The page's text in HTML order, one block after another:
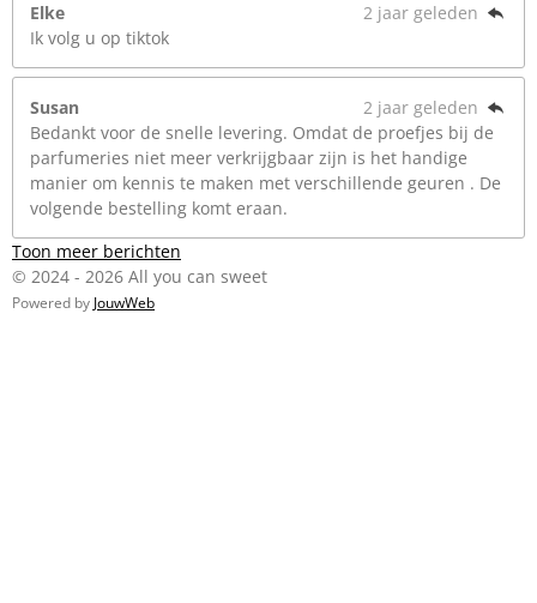
Elke
2 jaar geleden
Ik volg u op tiktok
Susan
2 jaar geleden
Bedankt voor de snelle levering. Omdat de proefjes bij de
parfumeries niet meer verkrijgbaar zijn is het handige
manier om kennis te maken met verschillende geuren . De
volgende bestelling komt eraan.
Toon meer berichten
© 2024 - 2026 All you can sweet
Powered by JouwWeb